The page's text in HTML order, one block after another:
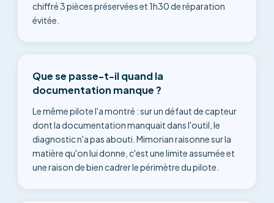
chiffré 3 pièces préservées et 1h30 de réparation
évitée.
Que se passe-t-il quand la
documentation manque ?
Le même pilote l'a montré : sur un défaut de capteur
dont la documentation manquait dans l'outil, le
diagnostic n'a pas abouti. Mimorian raisonne sur la
matière qu'on lui donne, c'est une limite assumée et
une raison de bien cadrer le périmètre du pilote.